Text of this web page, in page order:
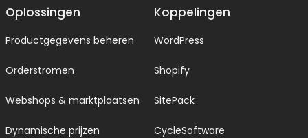
Oplossingen
Productgegevens beheren
Orderstromen
Webshops & marktplaatsen
Dynamische prijzen
Koppelingen
WordPress
Shopify
SitePack
CycleSoftware